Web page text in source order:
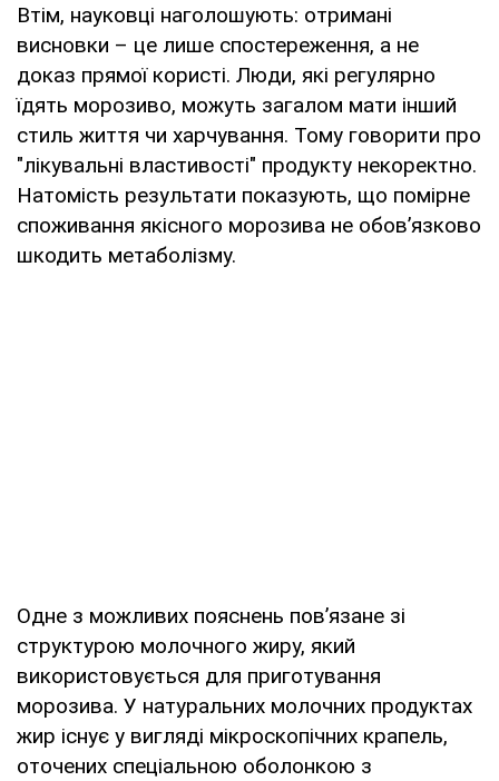
Втім, науковці наголошують: отримані
висновки – це лише спостереження, а не
доказ прямої користі. Люди, які регулярно
їдять морозиво, можуть загалом мати інший
стиль життя чи харчування. Тому говорити про
"лікувальні властивості" продукту некоректно.
Натомість результати показують, що помірне
споживання якісного морозива не обов’язково
шкодить метаболізму.
Одне з можливих пояснень пов’язане зі
структурою молочного жиру, який
використовується для приготування
морозива. У натуральних молочних продуктах
жир існує у вигляді мікроскопічних крапель,
оточених спеціальною оболонкою з